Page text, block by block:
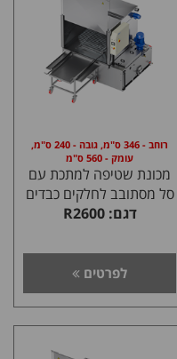
רוחב - 346 ס"מ, גובה - 240 ס"מ,
עומק - 560 ס"מ
מכונת שטיפה למתכת עם
סל מסתובב לחלקים כבדים
דגם: R2600
לפרטים